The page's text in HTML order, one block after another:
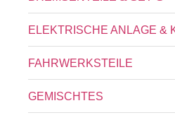
ELEKTRISCHE ANLAGE &
FAHRWERKSTEILE
GEMISCHTES